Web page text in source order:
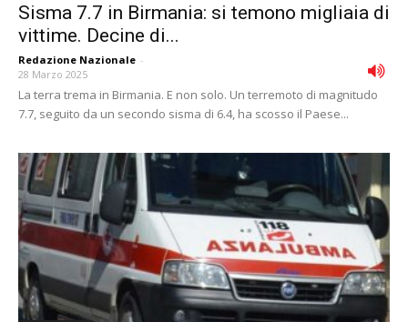
Sisma 7.7 in Birmania: si temono migliaia di
vittime. Decine di...
Redazione Nazionale -
28 Marzo 2025
La terra trema in Birmania. E non solo. Un terremoto di magnitudo
7.7, seguito da un secondo sisma di 6.4, ha scosso il Paese...